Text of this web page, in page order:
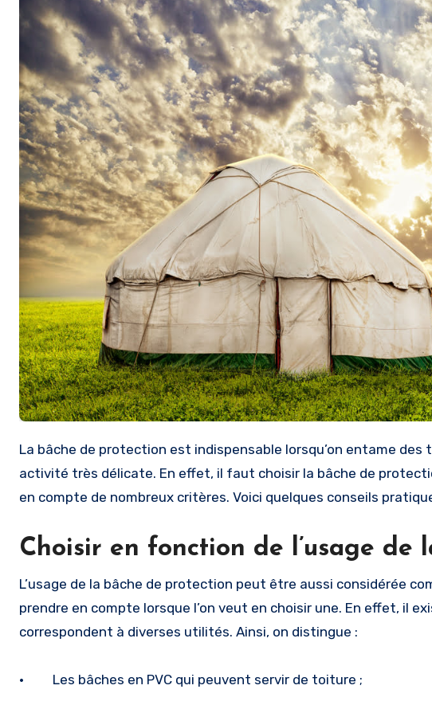
La bâche de protection est indispensable lorsqu’on entame des travaux. Cependant, l’achat de cet équipement est une
activité très délicate. En effet, il faut choisir la bâche de
en compte de nombreux critères. Voici quelques conseils
Choisir en fonction de l’usage de
L’usage de la bâche de protection peut être aussi considérée
prendre en compte lorsque l’on veut en choisir une. En effet, il
correspondent à diverses utilités. Ainsi, on distingue :
· Les bâches en PVC qui peuvent servir de toiture ;